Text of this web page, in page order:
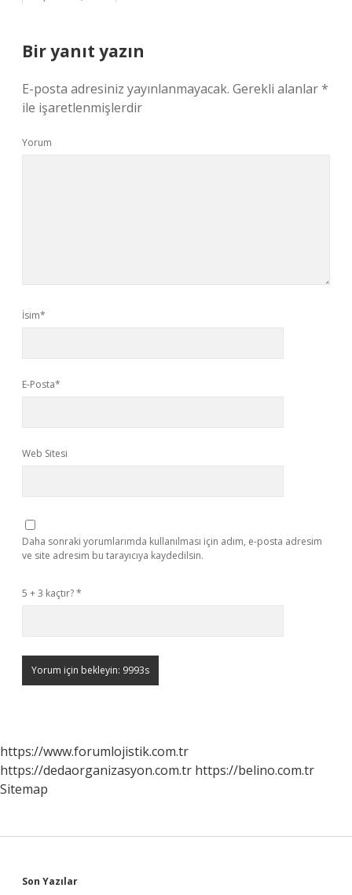
Bir yanıt yazın
E-posta adresiniz yayınlanmayacak. Gerekli alanlar*
ile işaretlenmişlerdir
Yorum
İsim*
E-Posta*
Web Sitesi
Daha sonraki yorumlarımda kullanılması için adım, e-posta adresim
ve site adresim bu tarayıcıya kaydedilsin.
5 + 3 kaçtır?*
https://www.forumlojistik.com.tr
https://dedaorganizasyon.com.tr https://belino.com.tr
Sitemap
Son Yazılar